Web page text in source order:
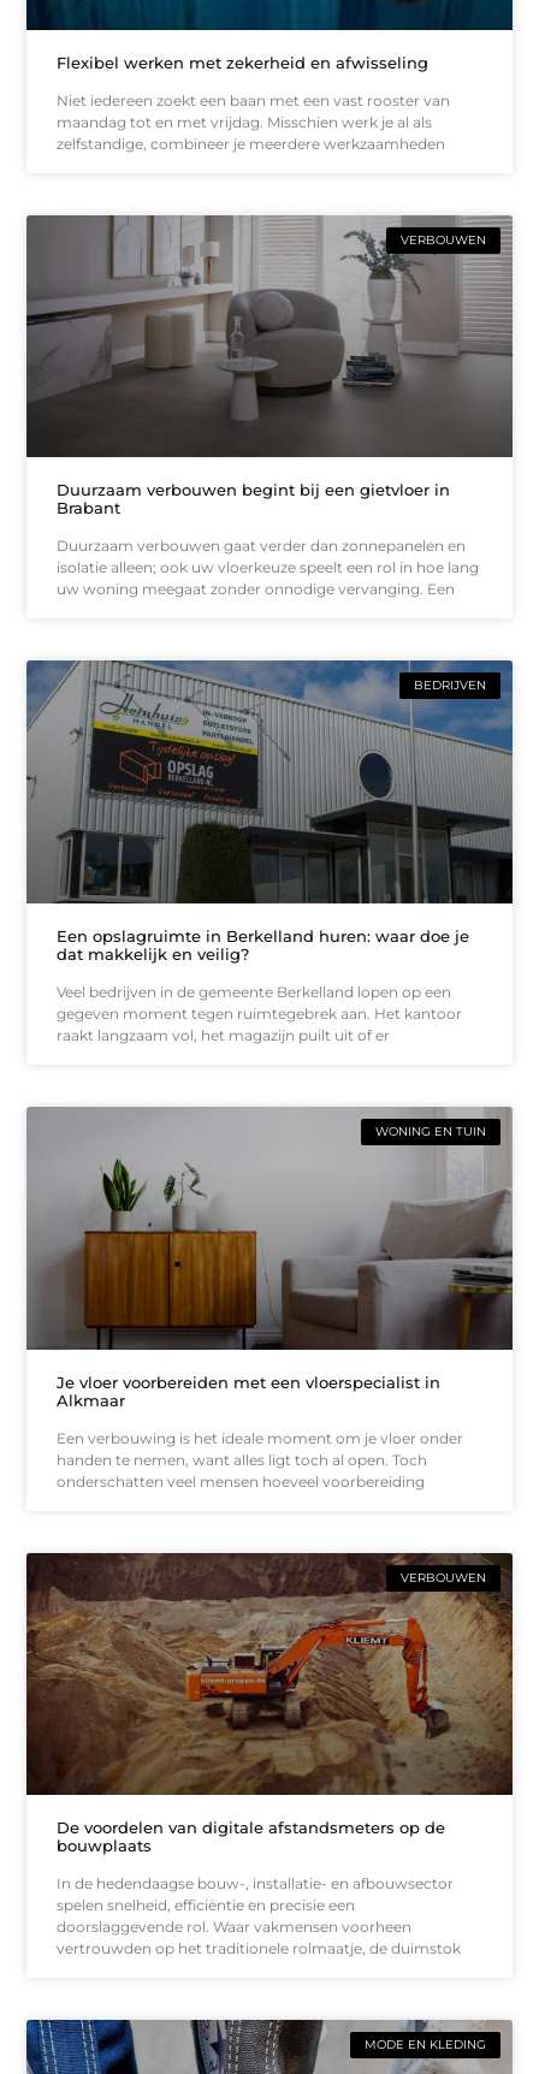
Flexibel werken met zekerheid en afwisseling
Niet iedereen zoekt een baan met een vast rooster van
maandag tot en met vrijdag. Misschien werk je al als
zelfstandige, combineer je meerdere werkzaamheden
VERBOUWEN
Duurzaam verbouwen begint bij een gietvloer in
Brabant
Duurzaam verbouwen gaat verder dan zonnepanelen en
isolatie alleen; ook uw vloerkeuze speelt een rol in hoe lang
uw woning meegaat zonder onnodige vervanging. Een
BEDRIJVEN
Een opslagruimte in Berkelland huren: waar doe je
dat makkelijk en veilig?
Veel bedrijven in de gemeente Berkelland lopen op een
gegeven moment tegen ruimtegebrek aan. Het kantoor
raakt langzaam vol, het magazijn puilt uit of er
WONING EN TUIN
Je vloer voorbereiden met een vloerspecialist in
Alkmaar
Een verbouwing is het ideale moment om je vloer onder
handen te nemen, want alles ligt toch al open. Toch
onderschatten veel mensen hoeveel voorbereiding
VERBOUWEN
De voordelen van digitale afstandsmeters op de
bouwplaats
In de hedendaagse bouw-, installatie- en afbouwsector
spelen snelheid, efficiëntie en precisie een
doorslaggevende rol. Waar vakmensen voorheen
vertrouwden op het traditionele rolmaatje, de duimstok
MODE EN KLEDING